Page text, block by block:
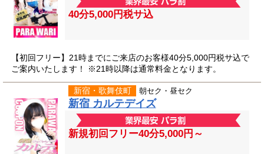
40分5,000円税サ込
【初回フリー】21時までにご来店のお客様40分5,000円税サ込で
ご案内いたします！ ※21時以降は通常料金となります。
新宿・歌舞伎町 朝セク・昼セク
新宿 カルテデイズ
新規初回フリー40分5,000円～